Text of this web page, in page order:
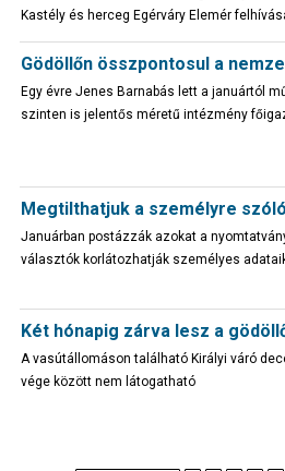
Kastély és herceg Egérváry Elemér
Gödöllőn összpontosul a
Egy évre Jenes Barnabás lett a januártól
szinten is jelentős méretű intézmény
Megtilthatjuk a személyre
Januárban postázzák azokat a
választók korlátozhatják személyes
Két hónapig zárva lesz a
A vasútállomáson található Királyi váró
vége között nem látogatható